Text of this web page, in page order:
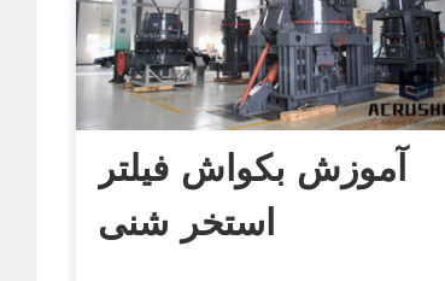
آموزش بکواش فیلتر
استخر شنی